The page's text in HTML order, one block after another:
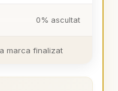
0% ascultat
marca finalizat